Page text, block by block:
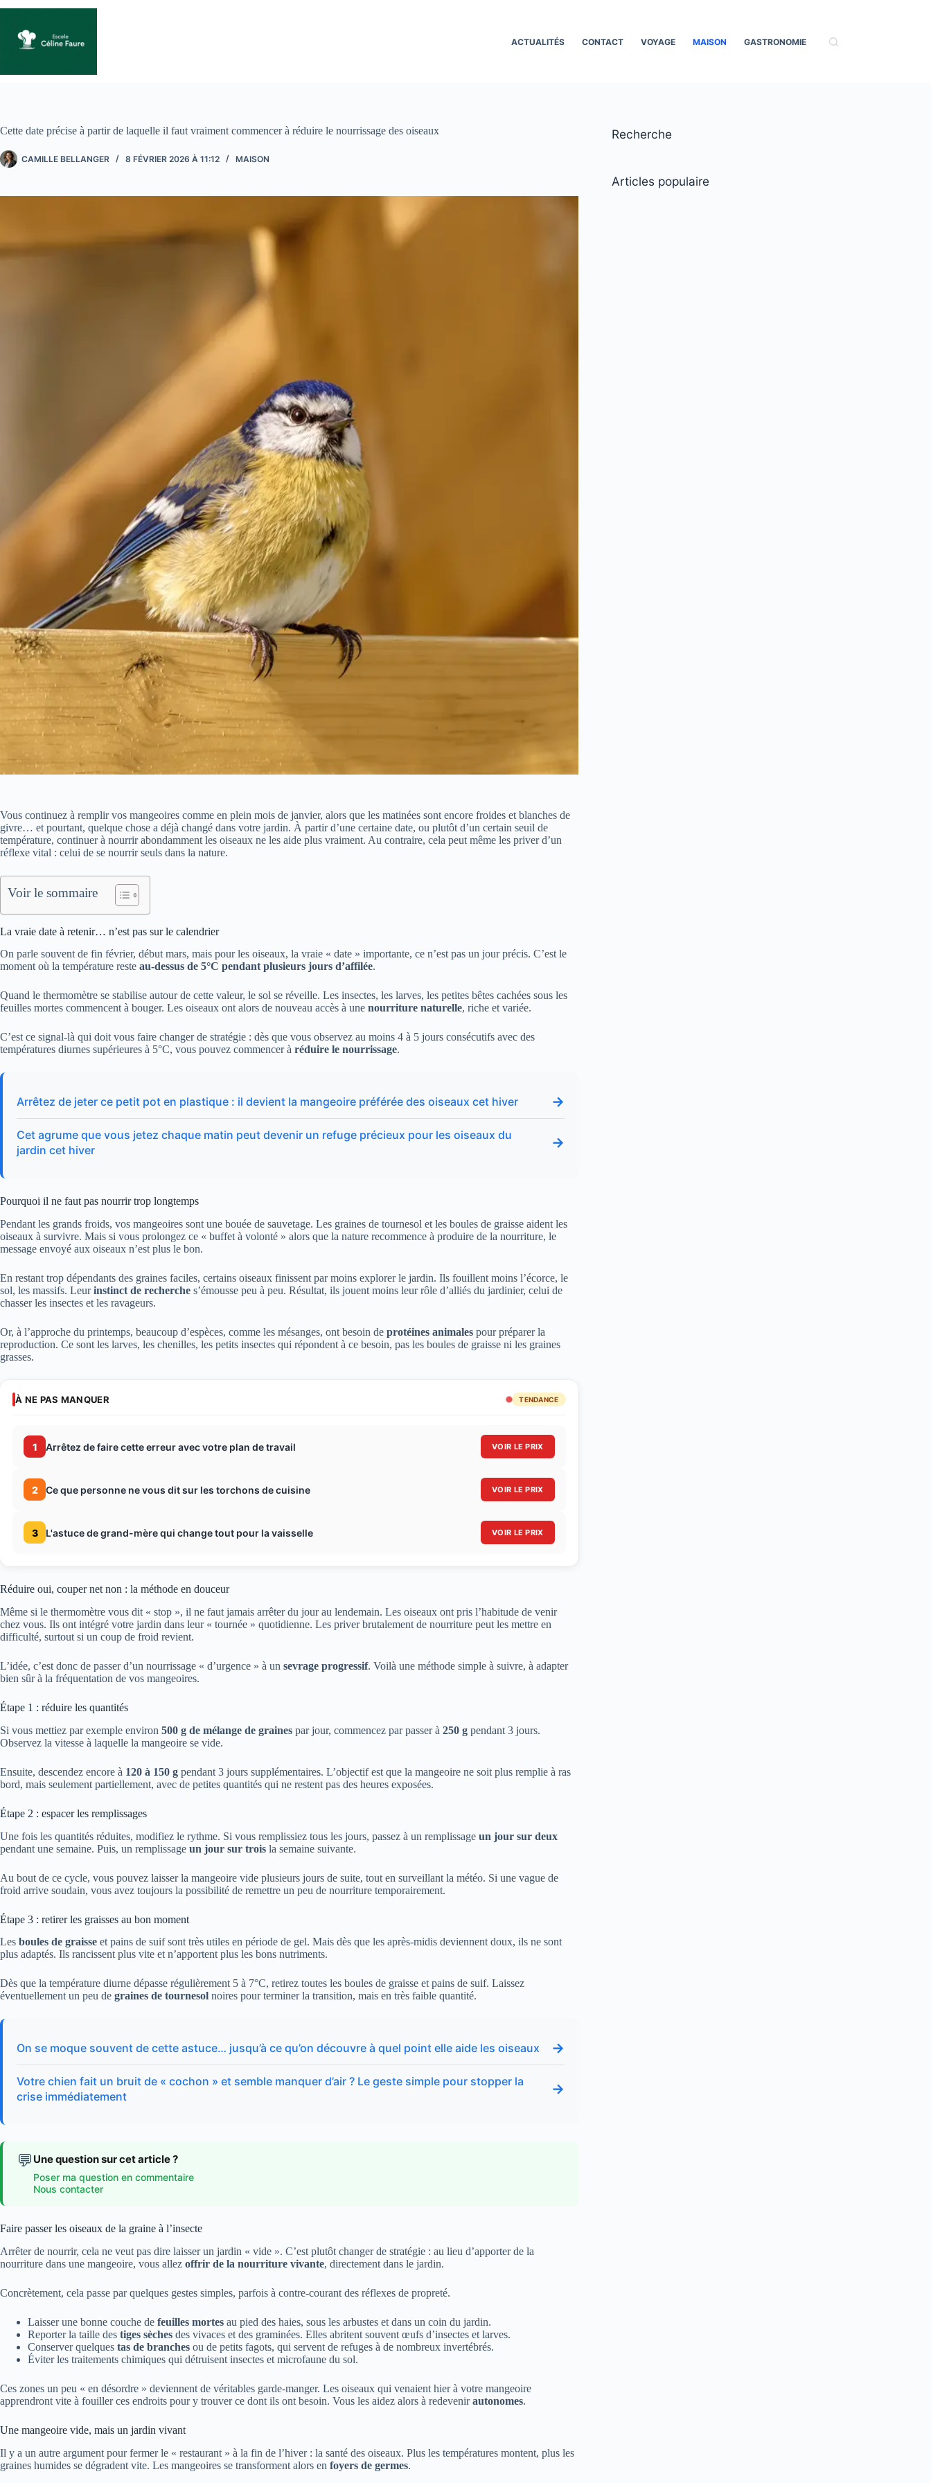
contenu
ACTUALITÉS CONTACT VOYAGE MAISON GASTRONOMIE
Cette date précise à partir de laquelle il faut vraiment commencer à réduire le nourrissage des oiseaux
CAMILLE BELLANGER 8 FÉVRIER 2026 À 11:12 MAISON
Vous continuez à remplir vos mangeoires comme en plein mois de janvier, alors que les matinées sont encore froides et blanches de
givre… et pourtant, quelque chose a déjà changé dans votre jardin. À partir d’une certaine date, ou plutôt d’un certain seuil de
température, continuer à nourrir abondamment les oiseaux ne les aide plus vraiment. Au contraire, cela peut même les priver d’un
réflexe vital : celui de se nourrir seuls dans la nature.
Voir le sommaire
La vraie date à retenir… n’est pas sur le calendrier
On parle souvent de fin février, début mars, mais pour les oiseaux, la vraie « date » importante, ce n’est pas un jour précis. C’est le
moment où la température reste au-dessus de 5°C pendant plusieurs jours d’affilée.
Quand le thermomètre se stabilise autour de cette valeur, le sol se réveille. Les insectes, les larves, les petites bêtes cachées sous les
feuilles mortes commencent à bouger. Les oiseaux ont alors de nouveau accès à une nourriture naturelle, riche et variée.
C’est ce signal-là qui doit vous faire changer de stratégie : dès que vous observez au moins 4 à 5 jours consécutifs avec des
températures diurnes supérieures à 5°C, vous pouvez commencer à réduire le nourrissage.
Arrêtez de jeter ce petit pot en plastique : il devient la mangeoire préférée des oiseaux cet hiver →
Cet agrume que vous jetez chaque matin peut devenir un refuge précieux pour les oiseaux du
jardin cet hiver
→
Pourquoi il ne faut pas nourrir trop longtemps
Pendant les grands froids, vos mangeoires sont une bouée de sauvetage. Les graines de tournesol et les boules de graisse aident les
oiseaux à survivre. Mais si vous prolongez ce « buffet à volonté » alors que la nature recommence à produire de la nourriture, le
message envoyé aux oiseaux n’est plus le bon.
En restant trop dépendants des graines faciles, certains oiseaux finissent par moins explorer le jardin. Ils fouillent moins l’écorce, le
sol, les massifs. Leurinstinct de recherche s’émousse peu à peu. Résultat, ils jouent moins leur rôle d’alliés du jardinier, celui de
chasser les insectes et les ravageurs.
Or, à l’approche du printemps, beaucoup d’espèces, comme les mésanges, ont besoin de protéines animales pour préparer la
reproduction. Ce sont les larves, les chenilles, les petits insectes qui répondent à ce besoin, pas les boules de graisse ni les graines
grasses.
À NE PAS MANQUER TENDANCE
1 Arrêtez de faire cette erreur avec votre plan de travail VOIR LE PRIX
2 Ce que personne ne vous dit sur les torchons de cuisine VOIR LE PRIX
3 L'astuce de grand-mère qui change tout pour la vaisselle VOIR LE PRIX
Réduire oui, couper net non : la méthode en douceur
Même si le thermomètre vous dit « stop », il ne faut jamais arrêter du jour au lendemain. Les oiseaux ont pris l’habitude de venir
chez vous. Ils ont intégré votre jardin dans leur « tournée » quotidienne. Les priver brutalement de nourriture peut les mettre en
difficulté, surtout si un coup de froid revient.
L’idée, c’est donc de passer d’un nourrissage « d’urgence » à un sevrage progressif. Voilà une méthode simple à suivre, à adapter
bien sûr à la fréquentation de vos mangeoires.
Étape 1 : réduire les quantités
Si vous mettiez par exemple environ 500 g de mélange de graines par jour, commencez par passer à 250 g pendant 3 jours.
Observez la vitesse à laquelle la mangeoire se vide.
Ensuite, descendez encore à 120 à 150 g pendant 3 jours supplémentaires. L’objectif est que la mangeoire ne soit plus remplie à ras
bord, mais seulement partiellement, avec de petites quantités qui ne restent pas des heures exposées.
Étape 2 : espacer les remplissages
Une fois les quantités réduites, modifiez le rythme. Si vous remplissiez tous les jours, passez à un remplissage un jour sur deux
pendant une semaine. Puis, un remplissage un jour sur trois la semaine suivante.
Au bout de ce cycle, vous pouvez laisser la mangeoire vide plusieurs jours de suite, tout en surveillant la météo. Si une vague de
froid arrive soudain, vous avez toujours la possibilité de remettre un peu de nourriture temporairement.
Étape 3 : retirer les graisses au bon moment
Les boules de graisse et pains de suif sont très utiles en période de gel. Mais dès que les après-midis deviennent doux, ils ne sont
plus adaptés. Ils rancissent plus vite et n’apportent plus les bons nutriments.
Dès que la température diurne dépasse régulièrement 5 à 7°C, retirez toutes les boules de graisse et pains de suif. Laissez
éventuellement un peu de graines de tournesol noires pour terminer la transition, mais en très faible quantité.
On se moque souvent de cette astuce… jusqu’à ce qu’on découvre à quel point elle aide les oiseaux →
Votre chien fait un bruit de « cochon » et semble manquer d’air ? Le geste simple pour stopper la
crise immédiatement
→
💬 Une question sur cet article ?
Poser ma question en commentaire
Nous contacter
Faire passer les oiseaux de la graine à l’insecte
Arrêter de nourrir, cela ne veut pas dire laisser un jardin « vide ». C’est plutôt changer de stratégie : au lieu d’apporter de la
nourriture dans une mangeoire, vous allez offrir de la nourriture vivante, directement dans le jardin.
Concrètement, cela passe par quelques gestes simples, parfois à contre-courant des réflexes de propreté.
Laisser une bonne couche de feuilles mortes au pied des haies, sous les arbustes et dans un coin du jardin.
Reporter la taille des tiges sèches des vivaces et des graminées. Elles abritent souvent œufs d’insectes et larves.
Conserver quelques tas de branches ou de petits fagots, qui servent de refuges à de nombreux invertébrés.
Éviter les traitements chimiques qui détruisent insectes et microfaune du sol.
Ces zones un peu « en désordre » deviennent de véritables garde-manger. Les oiseaux qui venaient hier à votre mangeoire
apprendront vite à fouiller ces endroits pour y trouver ce dont ils ont besoin. Vous les aidez alors à redevenirautonomes.
Une mangeoire vide, mais un jardin vivant
Il y a un autre argument pour fermer le « restaurant » à la fin de l’hiver : la santé des oiseaux. Plus les températures montent, plus les
graines humides se dégradent vite. Les mangeoires se transforment alors en foyers de germes.
Recherche
Articles populaire